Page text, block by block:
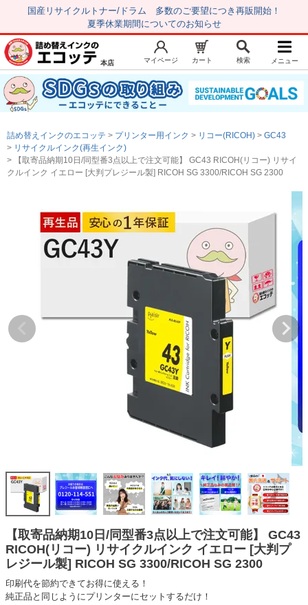
国産リサイクルトナー/ドラム 多数のご要望につき再販開始！
夏季休業期間についてのお知らせ
新規会員登録 マイページ
トップページ お気に入り
注文履歴 レビュー履歴
はじめての方へ
初心者用セット
キャノンインク
詰め替えインク
互換インクボトル
互換インクカートリッジ
ご利用ガイド
よくある質問
お問い合わせ
会員専用商品
説明書ダウンロード
本店 マイページ カート 検索 メニュー
詰め替えインクのエコッテ プリンター用インク リコー(RICOH)
GC43
リサイクルインク(再生インク)
【取寄品納期10日/同型番3点以上で注文可能】 GC43 RICOH(リコー) リサイ
クルインク イエロー [大判プレジール製] RICOH SG 3300/RICOH SG 2300
【取寄品納期10日/同型番3点以上で注文可能】 GC43
RICOH(リコー) リサイクルインク イエロー [大判プ
レジール製] RICOH SG 3300/RICOH SG 2300
印刷代を節約できてお得に使える！
純正品と同じようにプリンターにセットするだけ！